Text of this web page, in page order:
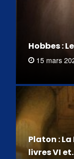
Hobbes :
15 mars
Platon :
livres VI